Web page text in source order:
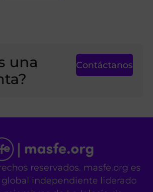
una
Contáctanos
reservados. masfe.org es
global independiente liderado